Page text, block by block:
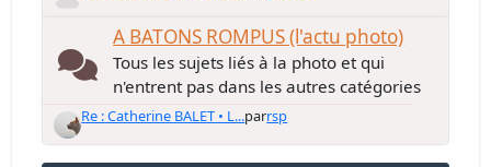
A BATONS ROMPUS (l'actu photo)
Tous les sujets liés à la photo et qui
n'entrent pas dans les autres catégories
Re : Catherine BALET • L...parrsp